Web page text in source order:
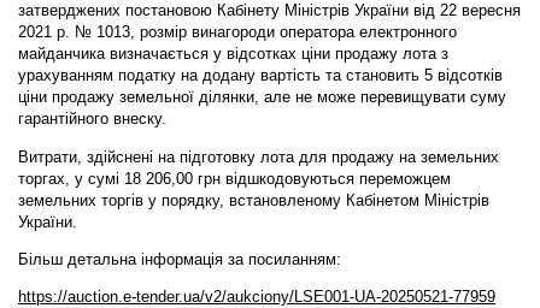
затверджених постановою Кабінету Міністрів України від 22 вересня
2021 р. № 1013, розмір винагороди оператора електронного
майданчика визначається у відсотках ціни продажу лота з
урахуванням податку на додану вартість та становить 5 відсотків
ціни продажу земельної ділянки, але не може перевищувати суму
гарантійного внеску.
Витрати, здійснені на підготовку лота для продажу на земельних
торгах, у сумі 18 206,00 грн відшкодовуються переможцем
земельних торгів у порядку, встановленому Кабінетом Міністрів
України.
Більш детальна інформація за посиланням:
https://auction.e-tender.ua/v2/aukciony/LSE001-UA-20250521-77959